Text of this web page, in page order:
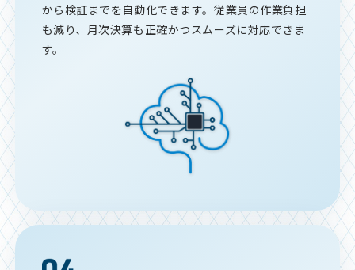
から検証までを自動化できます。従業員の作業負担
も減り、月次決算も正確かつスムーズに対応できま
す。